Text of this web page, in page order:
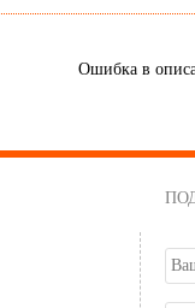
Ошибка в